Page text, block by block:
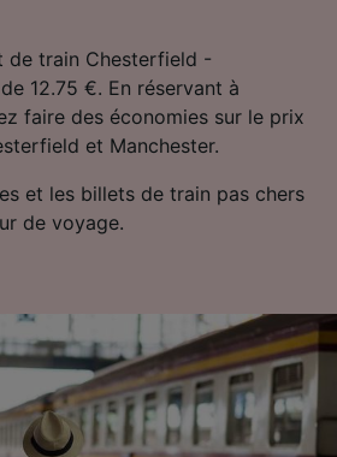
de train Chesterfield -
12.75 €. En réservant à
faire des économies sur le prix
et Manchester.
et les billets de train pas chers
de voyage.